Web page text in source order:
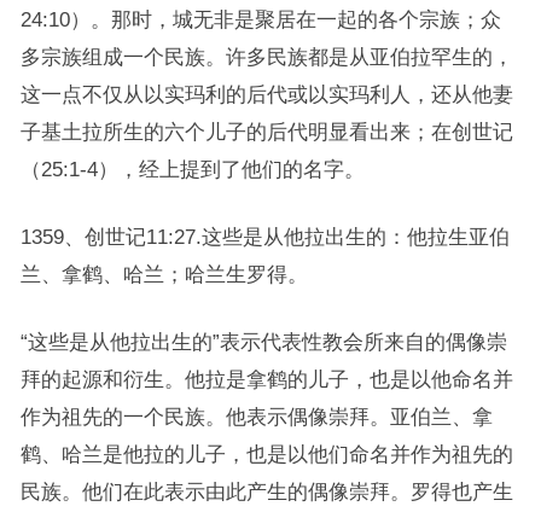
24:10）。那时，城无非是聚居在一起的各个宗族；众
多宗族组成一个民族。许多民族都是从亚伯拉罕生的，
这一点不仅从以实玛利的后代或以实玛利人，还从他妻
子基土拉所生的六个儿子的后代明显看出来；在创世记
（25:1-4），经上提到了他们的名字。
1359、创世记11:27.这些是从他拉出生的：他拉生亚伯
兰、拿鹤、哈兰；哈兰生罗得。
“这些是从他拉出生的”表示代表性教会所来自的偶像崇
拜的起源和衍生。他拉是拿鹤的儿子，也是以他命名并
作为祖先的一个民族。他表示偶像崇拜。亚伯兰、拿
鹤、哈兰是他拉的儿子，也是以他们命名并作为祖先的
民族。他们在此表示由此产生的偶像崇拜。罗得也产生